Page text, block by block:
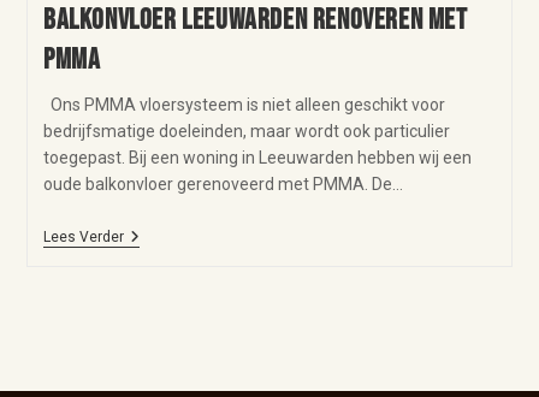
Balkonvloer Leeuwarden renoveren met
PMMA
Ons PMMA vloersysteem is niet alleen geschikt voor
bedrijfsmatige doeleinden, maar wordt ook particulier
toegepast. Bij een woning in Leeuwarden hebben wij een
oude balkonvloer gerenoveerd met PMMA. De…
Lees Verder